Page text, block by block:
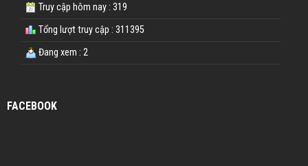
Truy cập hôm nay : 319
Tổng lượt truy cập : 311395
Đang xem : 2
FACEBOOK